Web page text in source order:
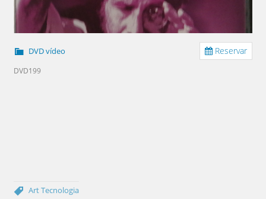
Reservar
DVD vídeo
DVD199
ArtTecnologia